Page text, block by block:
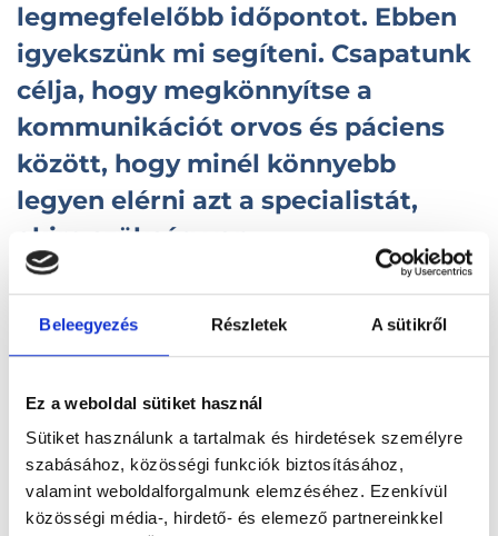
Beleegyezés Részletek A sütikről
Ez a weboldal sütiket használ
Sütiket használunk a tartalmak és hirdetések személyre
szabásához, közösségi funkciók biztosításához,
valamint weboldalforgalmunk elemzéséhez. Ezenkívül
közösségi média-, hirdető- és elemező partnereinkkel
legmegfelelőbb időpontot. Ebben
igyekszünk mi segíteni. Csapatunk
célja, hogy megkönnyítse a
kommunikációt orvos és páciens
között, hogy minél könnyebb
legyen elérni azt a specialistát,
akire szükség van.